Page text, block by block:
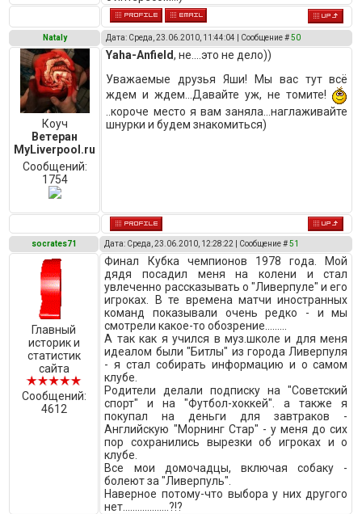
Nataly Дата: Среда, 23.06.2010, 11:44:04 | Сообщение #50
Коуч
Ветеран
MyLiverpool.ru
Сообщений:
1754
Yaha-Anfield, не....это не дело))
Уважаемые друзья Яши! Мы вас тут всё
ждем и ждем...Давайте уж, не томите!
..короче место я вам заняла...наглаживайте
шнурки и будем знакомиться)
socrates71 Дата: Среда, 23.06.2010, 12:28:22 | Сообщение #51
Главный
историк и
статистик
сайта
Сообщений:
4612
Финал Кубка чемпионов 1978 года. Мой
дядя посадил меня на колени и стал
увлеченно рассказывать о "Ливерпуле" и его
игроках. В те времена матчи иностранных
команд показывали очень редко - и мы
смотрели какое-то обозрение.........
А так как я учился в муз.школе и для меня
идеалом были "Битлы" из города Ливерпуля
- я стал собирать информацию и о самом
клубе.
Родители делали подписку на "Советский
спорт" и на "Футбол-хоккей". а также я
покупал на деньги для завтраков -
Английскую "Морнинг Стар" - у меня до сих
пор сохранились вырезки об игроках и о
клубе.
Все мои домочадцы, включая собаку -
болеют за "Ливерпуль".
Наверное потому-что выбора у них другого
нет...................?!?